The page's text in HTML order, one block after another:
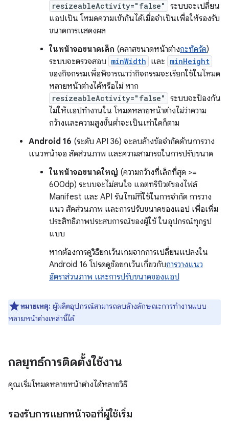
resizeableActivity="false"
ระบบจะเปลี่ยน
แอปเป็น โหมดความเข้ากันได้เมื่อจำเป็นเพื่อให้รองรับ
ขนาดการแสดงผล
ในหน้าจอขนาดเล็ก (คลาสขนาดหน้าต่างกะทัดรัด)
ระบบจะตรวจสอบ minWidth และ minHeight
ของกิจกรรมเพื่อพิจารณาว่ากิจกรรมจะเรียกใช้ในโหมด
หลายหน้าต่างได้หรือไม่ หาก
resizeableActivity="false"
ระบบจะป้องกัน
ไม่ให้แอปทำงานใน โหมดหลายหน้าต่างไม่ว่าความ
กว้างและความสูงขั้นต่ำจะเป็นเท่าใดก็ตาม
Android 16 (ระดับ API 36) จะลบล้างข้อจำกัดด้านการวาง
แนวหน้าจอ สัดส่วนภาพ และความสามารถในการปรับขนาด
ในหน้าจอขนาดใหญ่ (ความกว้างที่เล็กที่สุด >=
600dp) ระบบจะไม่สนใจ แอตทริบิวต์ของไฟล์
Manifest และ API รันไทม์ที่ใช้ในการจำกัด การวาง
แนว สัดส่วนภาพ และการปรับขนาดของแอป เพื่อเพิ่ม
ประสิทธิภาพประสบการณ์ของผู้ใช้ ในอุปกรณ์ทุกรูป
แบบ
หากต้องการดูวิธียกเว้นเกมจากการเปลี่ยนแปลงใน
Android 16 โปรดดูข้อยกเว้นเกี่ยวกับการวางแนว
อัตราส่วนภาพ และการปรับขนาดของแอป
หมายเหตุ: ผู้ผลิตอุปกรณ์สามารถลบล้างลักษณะการทำงานแบบ
หลายหน้าต่างเหล่านี้ได้
กลยุทธ์การติดตั้งใช้งาน
คุณเริ่มโหมดหลายหน้าต่างได้หลายวิธี
รองรับการแยกหน้าจอที่ผู้ใช้เริ่ม